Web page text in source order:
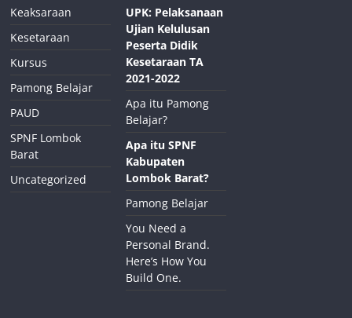
Keaksaraan
Kesetaraan
Kursus
Pamong Belajar
PAUD
SPNF Lombok
Barat
Uncategorized
UPK: Pelaksanaan
Ujian Kelulusan
Peserta Didik
Kesetaraan TA
2021-2022
Apa itu Pamong
Belajar?
Apa itu SPNF
Kabupaten
Lombok Barat?
Pamong Belajar
You Need a
Personal Brand.
Here’s How You
Build One.